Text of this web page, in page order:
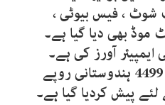
شوٹ ، فیس بیوٹی ،
بھی دیا گیا ہے۔
بیٹری 2400 ملی ایمپیئر آورز کی ہے۔
اسمارٹ فون کی قیمت 4499 ہندوستانی روپے
پیش کردیا گیا ہے۔